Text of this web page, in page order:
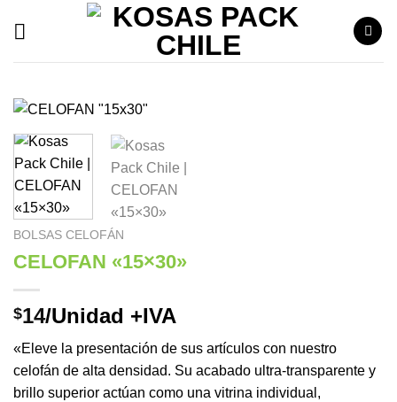
BOLSAS CELOFÁN
CELOFAN «15×30»
$14/Unidad +IVA
«Eleve la presentación de sus artículos con nuestro
celofán de alta densidad. Su acabado ultra-transparente y
brillo superior actúan como una vitrina individual,